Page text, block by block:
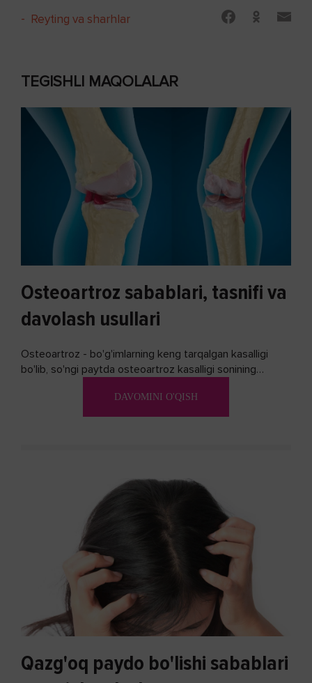
- Reyting va sharhlar
TEGISHLI MAQOLALAR
Osteoartroz sabablari, tasnifi va
davolash usullari
Osteoartroz - bo'g'imlarning keng tarqalgan kasalligi
bo'lib, so'ngi paytda osteoartroz kasalligi sonining
DAVOMINI O'QISH
Qazg'oq paydo bo'lishi sabablari